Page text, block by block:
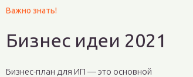
Важно знать!
Бизнес идеи 2021
Бизнес-план для ИП — это основной